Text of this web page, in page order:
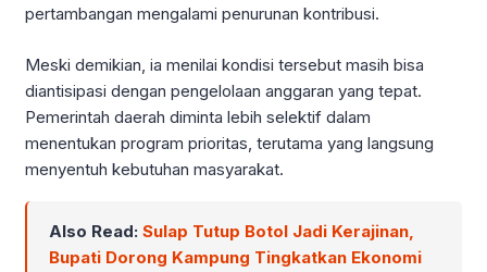
pertambangan mengalami penurunan kontribusi.
Meski demikian, ia menilai kondisi tersebut masih bisa
diantisipasi dengan pengelolaan anggaran yang tepat.
Pemerintah daerah diminta lebih selektif dalam
menentukan program prioritas, terutama yang langsung
menyentuh kebutuhan masyarakat.
Also Read: Sulap Tutup Botol Jadi Kerajinan,
Bupati Dorong Kampung Tingkatkan Ekonomi